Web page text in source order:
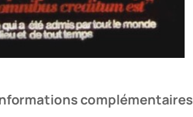
complémentaires